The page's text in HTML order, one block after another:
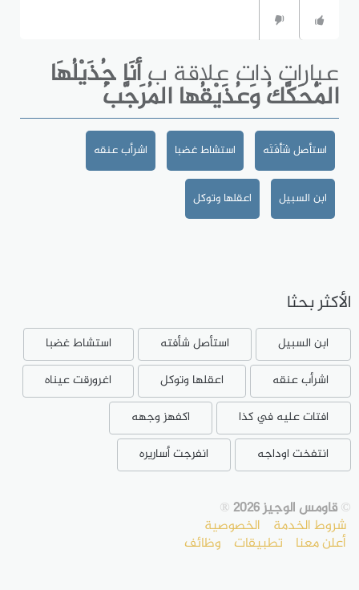
عبارات ذات علاقة بأنَا جُذَيْلُهَا
الْمُحَكَّكُ وَعُذَيْقُها المُرَجَّبُ
استأصل شَأْفَتَه استشاط غضبا اشرأب عنقه
ابن السبيل اعقلها وتوكل
الأكثر بحثا
ابن السبيل استأصل شأفته
استشاط غضبا
اشرأب عنقه
اعقلها وتوكل
اغرورقت عيناه
افتات عليه في كذا
اكفهز وجهه
انتفخت اوداجه
انفرجت أساريره
©قاومس الوجيز 2026 ®
شروط الخدمة الخصوصية
أعلن معنا تطبيقات وظائف